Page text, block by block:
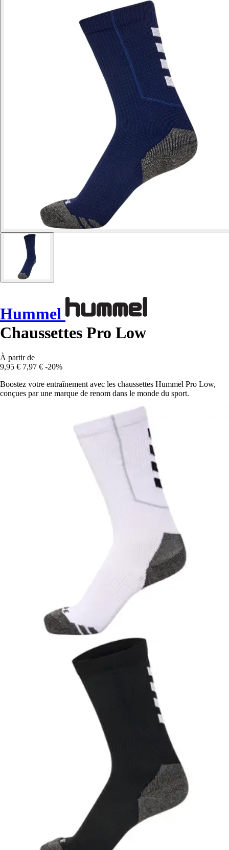
Hummel
Chaussettes Pro Low
À partir de
9,95 € 7,97 € -20%
Boostez votre entraînement avec les chaussettes Hummel Pro Low,
conçues par une marque de renom dans le monde du sport.